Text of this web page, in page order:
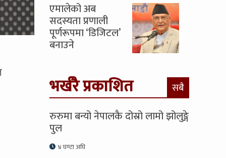
एमालेको अब
सदस्यता प्रणाली
पूर्णरूपमा ‘डिजिटल’
बनाउने
भर्खरै प्रकाशित सबै
रुरुमा बन्यो नेपालकै दोस्रो लामो झोलुङ्गे
पुल
४ घण्टा अघि